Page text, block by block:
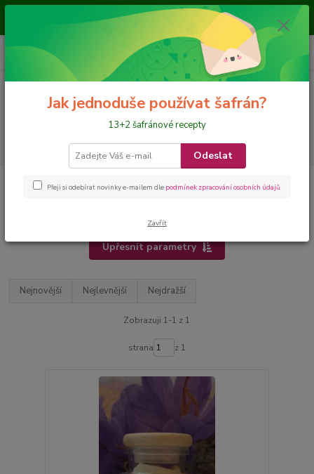
Je nám ctí, že jste nás navštívili a nakupujete na našem eshopu, přejeme
Menu
CZK
+420 728 649 340
Upřesnit parametry
Nejnovější Nejlevnější Nejdražší
Zobrazuji 1-1 z 1
strana z 1
Jak jednoduše používat šafrán?
13+2 šafránové recepty
Odeslat
Přeji si odebírat novinky e-mailem dle podmínek zpracování osobních údajů.
Zavřít